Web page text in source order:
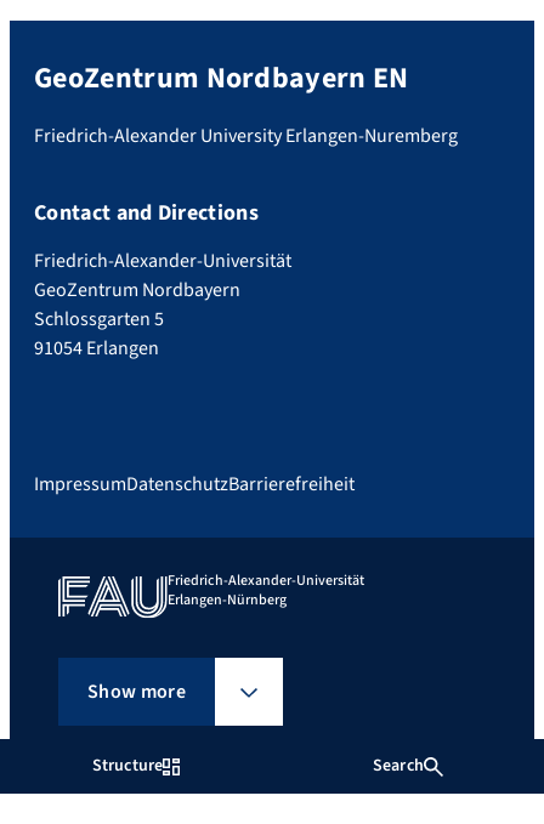
Structure Search
GeoZentrum Nordbayern EN
Friedrich-Alexander University Erlangen-Nuremberg
Contact and Directions
Friedrich-Alexander-Universität
GeoZentrum Nordbayern
Schlossgarten 5
91054 Erlangen
ImpressumDatenschutzBarrierefreiheit
Friedrich-Alexander-Universität
Erlangen-Nürnberg
Show more